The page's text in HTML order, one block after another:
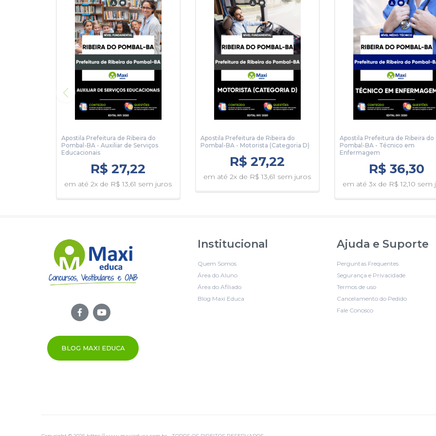
Apostila Prefeitura de Ribeira do
Pombal-BA - Auxiliar de Serviços
Educacionais
R$ 27,22
em até 2x de R$ 13,61 sem juros
Apostila Prefeitura de Ribeira do
Pombal-BA - Motorista (Categoria D)
R$ 27,22
em até 2x de R$ 13,61 sem juros
Apostila Prefeitura de Ribeira do
Pombal-BA - Técnico em
Enfermagem
R$ 36,30
em até 3x de R$ 12,10 sem
BLOG MAXI EDUCA
Institucional
Quem Somos
Área do Aluno
Área do Afiliado
Blog Maxi Educa
Ajuda e Suporte
Perguntas Frequentes
Segurança e Privacidade
Termos de uso
Cancelamento do Pedido
Fale Conosco